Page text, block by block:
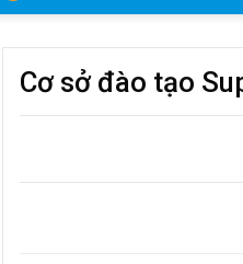
Cơ sở đào tạo